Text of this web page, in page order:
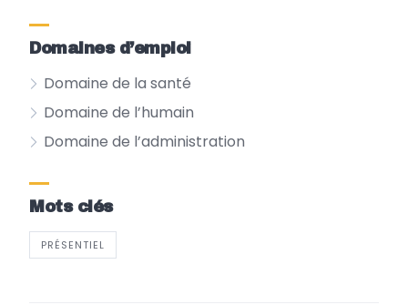
Domaines d’emploi
Domaine de la santé
Domaine de l’humain
Domaine de l’administration
Mots clés
PRÉSENTIEL